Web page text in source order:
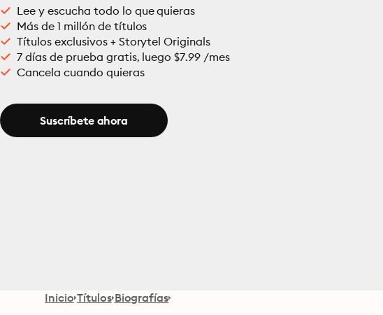
Lee y escucha todo lo que quieras
Más de 1 millón de títulos
Títulos exclusivos + Storytel Originals
7 días de prueba gratis, luego $7.99 /mes
Cancela cuando quieras
Suscríbete ahora
Inicio Títulos Biografías